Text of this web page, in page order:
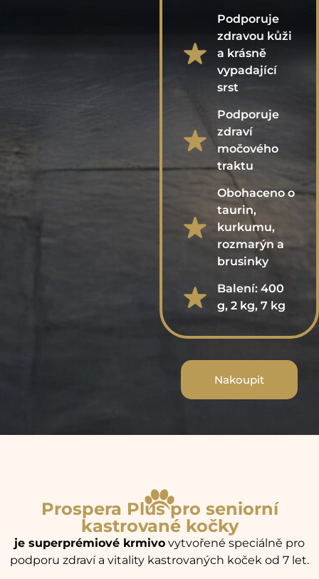
Podporuje
zdravou kůži
a krásně
vypadající
srst
Podporuje
zdraví
močového
traktu
Obohaceno o
taurin,
kurkumu,
rozmarýn a
brusinky
Balení: 400
g, 2 kg, 7 kg
Nakoupit
Prospera Plus pro seniorní
kastrované kočky
je superprémiové krmivo vytvořené speciálně pro
podporu zdraví a vitality kastrovaných koček od 7 let.